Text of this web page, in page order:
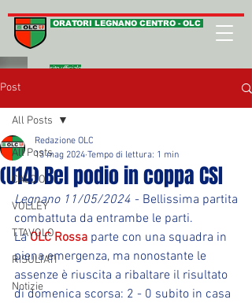
ORATORI LEGNANO CENTRO - OLC
sito ufficiale
Post
All Posts
CALCIO
VOLLEY
T.TAVOLO
RISULTATI
Notizie
All Posts
(U14) Bel podio in coppa CSI
Redazione OLC
13 mag 2024 Tempo di lettura: 1 min
Legnano 11/05/2024 - Bellissima partita
combattuta da entrambe le parti.
La OLC Rossa parte con una squadra in
piena emergenza, ma nonostante le
assenze è riuscita a ribaltare il risultato
di domenica scorsa: 2 - 0 subito in casa